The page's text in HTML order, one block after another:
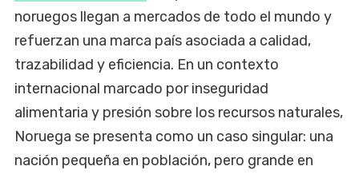
noruegos llegan a mercados de todo el mundo y
refuerzan una marca país asociada a calidad,
trazabilidad y eficiencia. En un contexto
internacional marcado por inseguridad
alimentaria y presión sobre los recursos naturales,
Noruega se presenta como un caso singular: una
nación pequeña en población, pero grande en